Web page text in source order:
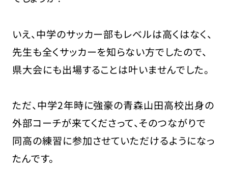
いえ、中学のサッカー部もレベルは高くはなく、
先生も全くサッカーを知らない方でしたので、
県大会にも出場することは叶いませんでした。
ただ、中学2年時に強豪の青森山田高校出身の
外部コーチが来てくださって、そのつながりで
同高の練習に参加させていただけるようになっ
たんです。